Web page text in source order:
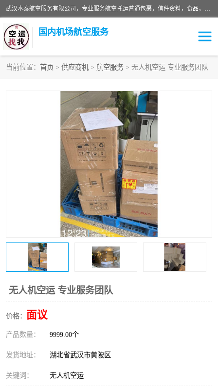
武汉本泰航空服务有限公司，专业服务航空托运普通包裹，信件资料，食品，服装，快消品等运输的专线空运，完善的网络服务确保为客户提供准确、*、安全的“门对门”服务，本着“诚信为本、精诚合作”的服务宗旨.“以安全运输为保障，以运价合理要求市场”的经营理念。武汉机场货运、武汉航空物流、武汉空运、武汉天河国际机场东方、南方、国际航空、机场空运业务覆盖国内二三线机场城市，如：武汉-敦煌、武汉-柳州等
国内机场航空服务
当前位置： 首页 > 供应商机 > 航空服务 > 无人机空运 专业服务团队
无人机空运 专业服务团队
价格： 面议
产品数量： 9999.00个
发货地址： 湖北省武汉市黄陂区
关键词： 无人机空运